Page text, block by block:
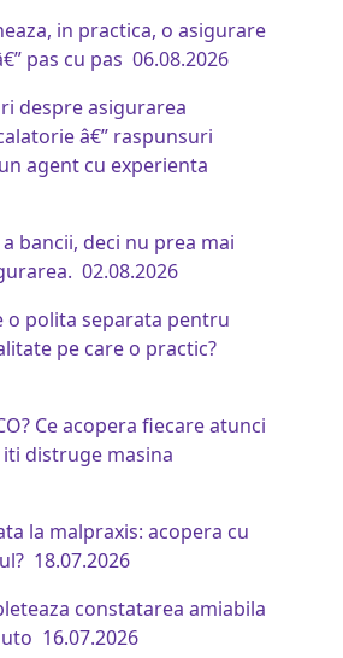
in practica, o asigurare
pas cu pas 06.08.2026
despre asigurarea
â€” raspunsuri
agent cu experienta
a bancii, deci nu prea mai
02.08.2026
o polita separata pentru
pe care o practic?
Ce acopera fiecare atunci
distruge masina
la malpraxis: acopera cu
18.07.2026
constatarea amiabila
16.07.2026